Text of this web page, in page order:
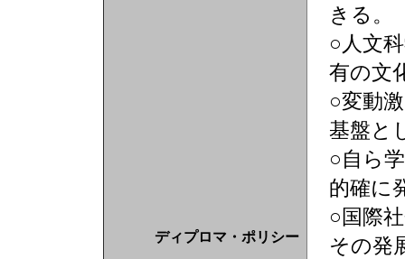
ディプロマ・ポリシー
きる。
○人文
有の文
○変動
基盤と
○自ら
的確に
○国際
その発